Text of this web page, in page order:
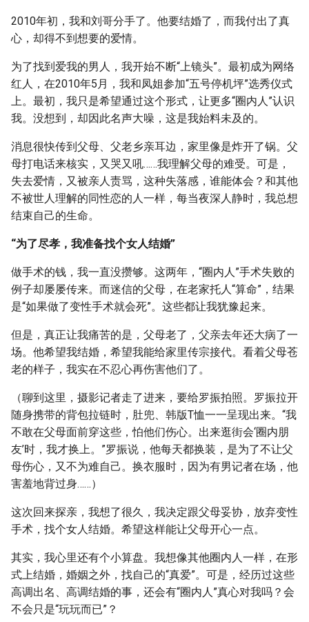
2010年初，我和刘哥分手了。他要结婚了，而我付出了真
心，却得不到想要的爱情。
为了找到爱我的男人，我开始不断“上镜头”。最初成为网络
红人，在2010年5月，我和凤姐参加“五号停机坪”选秀仪式
上。最初，我只是希望通过这个形式，让更多“圈内人”认识
我。没想到，却因此名声大噪，这是我始料未及的。
消息很快传到父母、父老乡亲耳边，家里像是炸开了锅。父
母打电话来核实，又哭又吼……我理解父母的难受。可是，
失去爱情，又被亲人责骂，这种失落感，谁能体会？和其他
不被世人理解的同性恋的人一样，每当夜深人静时，我总想
结束自己的生命。
“为了尽孝，我准备找个女人结婚”
做手术的钱，我一直没攒够。这两年，“圈内人”手术失败的
例子却屡屡传来。而迷信的父母，在老家托人“算命”，结果
是“如果做了变性手术就会死”。这些都让我犹豫起来。
但是，真正让我痛苦的是，父母老了，父亲去年还大病了一
场。他希望我结婚，希望我能给家里传宗接代。看着父母苍
老的样子，我实在不忍心再伤害他们了。
（聊到这里，摄影记者走了进来，要给罗振拍照。罗振拉开
随身携带的背包拉链时，肚兜、韩版T恤一一呈现出来。“我
不敢在父母面前穿这些，怕他们伤心。出来逛街会‘圈内朋
友’时，我才换上。”罗振说，他每天都换装，是为了不让父
母伤心，又不为难自己。换衣服时，因为有男记者在场，他
害羞地背过身……）
这次回来探亲，我想了很久，我决定跟父母妥协，放弃变性
手术，找个女人结婚。希望这样能让父母开心一点。
其实，我心里还有个小算盘。我想像其他圈内人一样，在形
式上结婚，婚姻之外，找自己的“真爱”。可是，经历过这些
高调出名、高调结婚的事，还会有“圈内人”真心对我吗？会
不会只是“玩玩而已”？